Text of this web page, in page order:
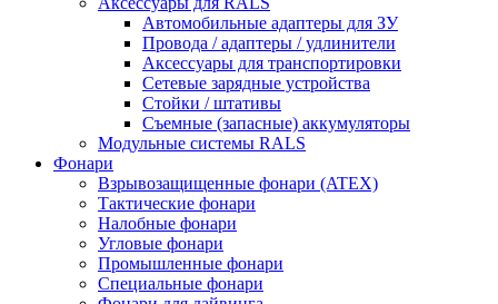
Автомобильные адаптеры для ЗУ
Провода / адаптеры / удлинители
Аксессуары для транспортировки
Сетевые зарядные устройства
Стойки / штативы
Съемные (запасные) аккумуляторы
Модульные системы RALS
Фонари
Взрывозащищенные фонари (ATEX)
Тактические фонари
Налобные фонари
Угловые фонари
Промышленные фонари
Специальные фонари